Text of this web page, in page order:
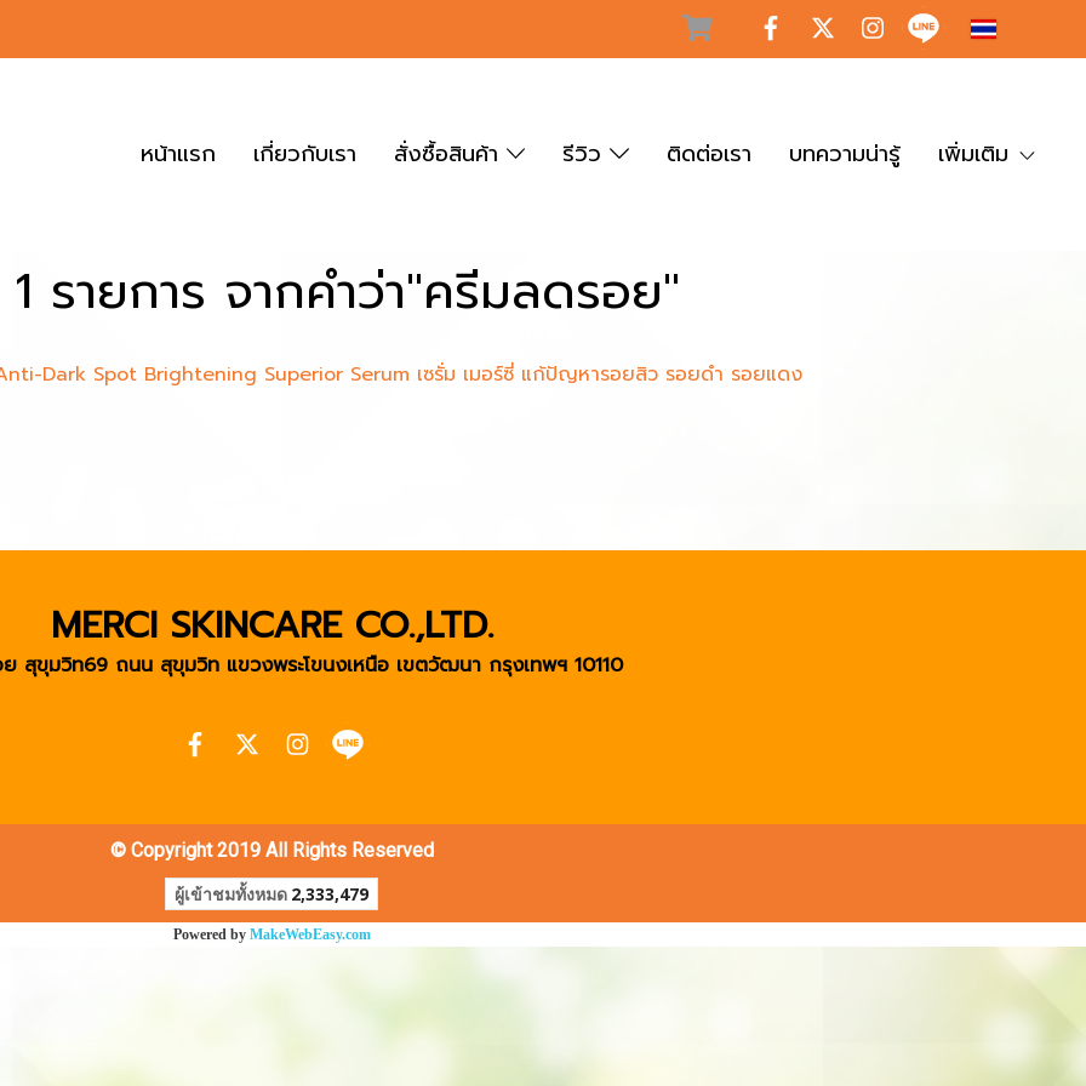
หน้าแรก เกี่ยวกับเรา สั่งซื้อสินค้า รีวิว ติดต่อเรา บทความน่ารู้ เพิ่มเติม
รายการ จากคำว่า"ครีมลดรอย"
Dark Spot Brightening Superior Serum เซรั่ม เมอร์ซี่ แก้ปัญหารอยสิว รอยดำ รอยแดง
MERCI SKINCARE CO.,LTD.
สุขุมวิท69 ถนน สุขุมวิท แขวงพระโขนงเหนือ เขตวัฒนา กรุงเทพฯ 10110
© Copyright 2019 All Rights Reserved
ผู้เข้าชมทั้งหมด 2,333,479
Powered by MakeWebEasy.com